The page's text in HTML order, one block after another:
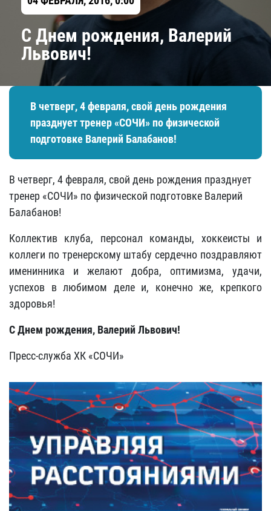
С Днем рождения, Валерий
Львович!
В четверг, 4 февраля, свой день рождения
празднует тренер «СОЧИ» по физической
подготовке Валерий Балабанов!
В четверг, 4 февраля, свой день рождения празднует
тренер «СОЧИ» по физической подготовке Валерий
Балабанов!
Коллектив клуба, персонал команды, хоккеисты и
коллеги по тренерскому штабу сердечно поздравляют
именинника и желают добра, оптимизма, удачи,
успехов в любимом деле и, конечно же, крепкого
здоровья!
С Днем рождения, Валерий Львович!
Пресс-служба ХК «СОЧИ»